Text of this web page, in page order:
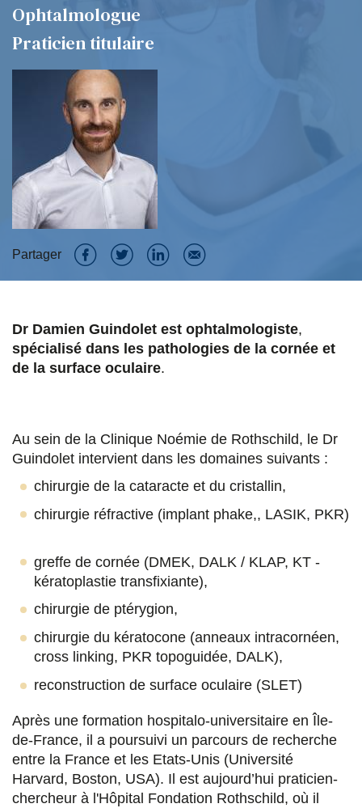
Ophtalmologue
Praticien titulaire
Partager
P
r
t
e
r
s
u
r
F
a
c
e
b
o
o
k
P
r
t
e
r
s
r
T
w
i
t
t
e
r
P
r
t
e
r
u
r
L
i
n
k
e
d
i
n
P
r
e
p
r
E
a
i
l
Dr Damien Guindolet est ophtalmologiste,
spécialisé dans les pathologies de la cornée et
de la surface oculaire.
Au sein de la Clinique Noémie de Rothschild, le Dr
Guindolet intervient dans les domaines suivants :
chirurgie de la cataracte et du cristallin,
chirurgie réfractive (implant phake,, LASIK, PKR)
greffe de cornée (DMEK, DALK / KLAP, KT -
kératoplastie transfixiante),
chirurgie de ptérygion,
chirurgie du kératocone (anneaux intracornéen,
cross linking, PKR topoguidée, DALK),
reconstruction de surface oculaire (SLET)
Après une formation hospitalo-universitaire en Île-
de-France, il a poursuivi un parcours de recherche
entre la France et les Etats-Unis (Université
Harvard, Boston, USA). Il est aujourd’hui praticien-
chercheur à l'Hôpital Fondation Rothschild, où il